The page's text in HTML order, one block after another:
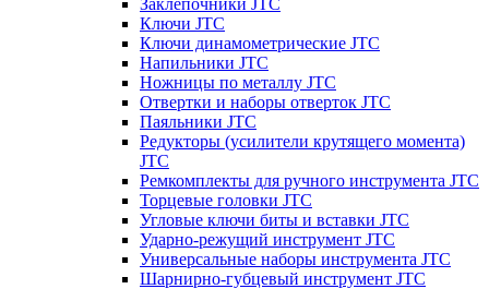
Ключи JTC
Ключи динамометрические JTC
Напильники JTC
Ножницы по металлу JTC
Отвертки и наборы отверток JTC
Паяльники JTC
Редукторы (усилители крутящего момента)
JTC
Ремкомплекты для ручного инструмента JTC
Торцевые головки JTC
Угловые ключи биты и вставки JTC
Ударно-режущий инструмент JTC
Универсальные наборы инструмента JTC
Шарнирно-губцевый инструмент JTC